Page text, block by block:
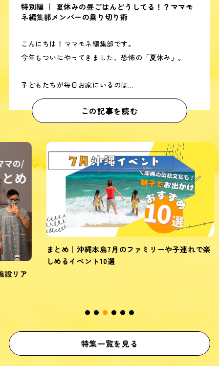
特別編 ｜ 夏休みの昼ごはんどうしてる！？ママモ
ネ編集部メンバーの乗り切り術
こんにちは！ママモネ編集部です。
今年もついにやってきました、恐怖の「夏休み」。
子どもたちが毎日お家にいるのは...
この記事を読む
まとめ｜沖縄本島7月のファミリーや子連れで楽
しめるイベント10選
特集一覧を見る